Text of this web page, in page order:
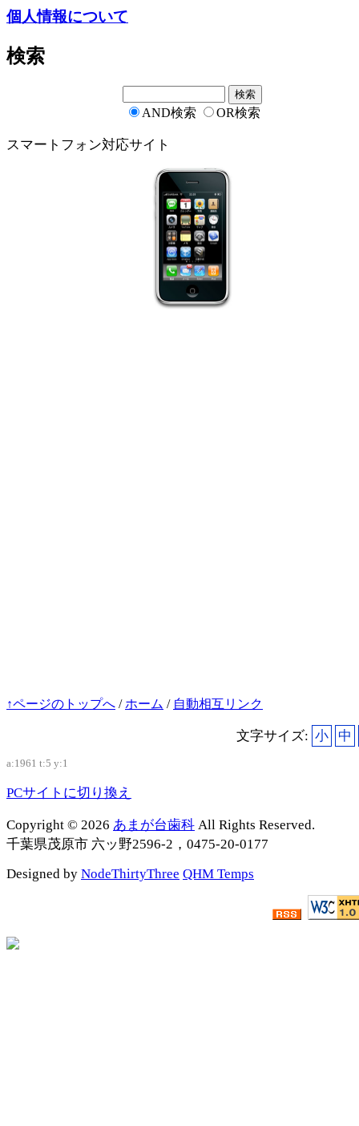
個人情報について
検索
AND検索 OR検索
スマートフォン対応サイト
↑ページのトップへ / ホーム / 自動相互リンク
文字サイズ: 小 中
a:1961 t:5 y:1
PCサイトに切り換え
Copyright © 2026 あまが台歯科 All Rights Reserved.
千葉県茂原市 六ッ野2596-2，0475-20-0177
Designed by NodeThirtyThree QHM Temps